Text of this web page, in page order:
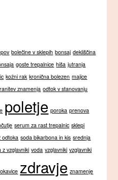
bolečine v sklepih bonsaj dekliščina
goste trepalnice hiša jutranja
kožni rak kronična bolezen majice
znamenja odtok v stanovanju
poletje poroka prenova
serum za rast trepalnic sklepi
odtoka soda bikarbona in kis srednja
z vzglavniki voda vzglavniki vzglavniki
zdravje znamenje